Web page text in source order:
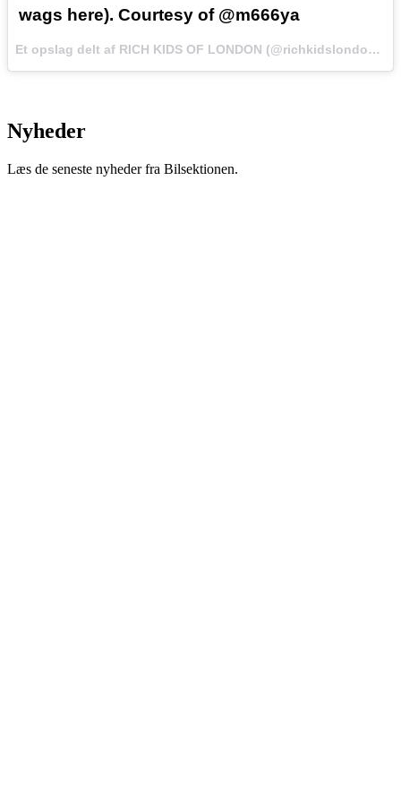
wags here). Courtesy of @m666ya
Et opslag delt af RICH KIDS OF LONDON (@richkidslondon) den
Nyheder
Læs de seneste nyheder fra Bilsektionen.